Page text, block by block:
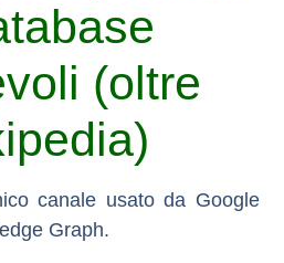
(oltre
canale usato da Google
Graph.